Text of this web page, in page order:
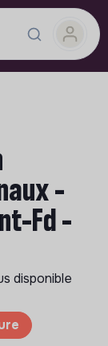
-
Fd -
disponible